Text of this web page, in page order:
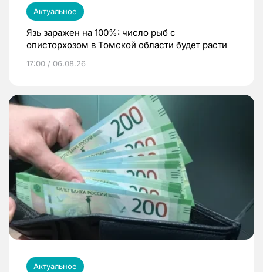
Актуальное
Язь заражен на 100%: число рыб с
описторхозом в Томской области будет расти
17:00 / 06.08.26
Актуальное